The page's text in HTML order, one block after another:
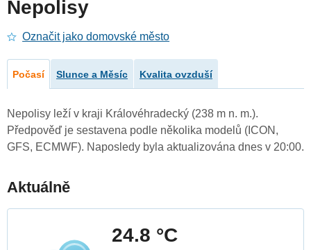
Nepolisy
Označit jako domovské město
Počasí Slunce a Měsíc Kvalita ovzduší
Nepolisy leží v kraji Královéhradecký (238 m n. m.).
Předpověď je sestavena podle několika modelů (ICON,
GFS, ECMWF). Naposledy byla aktualizována dnes v 20:00.
Aktuálně
24.8 °C